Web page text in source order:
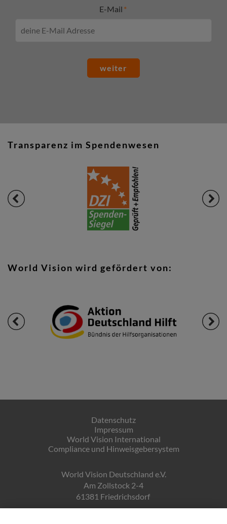
E-Mail
weiter
Transparenz im Spendenwesen
World Vision wird gefördert von:
Datenschutz
Impressum
World Vision International
Compliance und Hinweisgebersystem
World Vision Deutschland e.V.
Am Zollstock 2-4
61381 Friedrichsdorf